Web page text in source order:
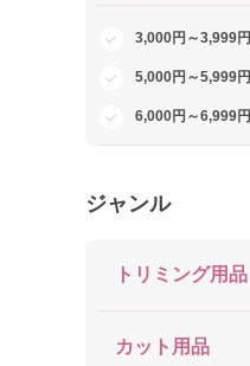
3,000円～3,999円
5,000円～5,999円
6,000円～6,999円
ジャンル
トリミング用品
カット用品